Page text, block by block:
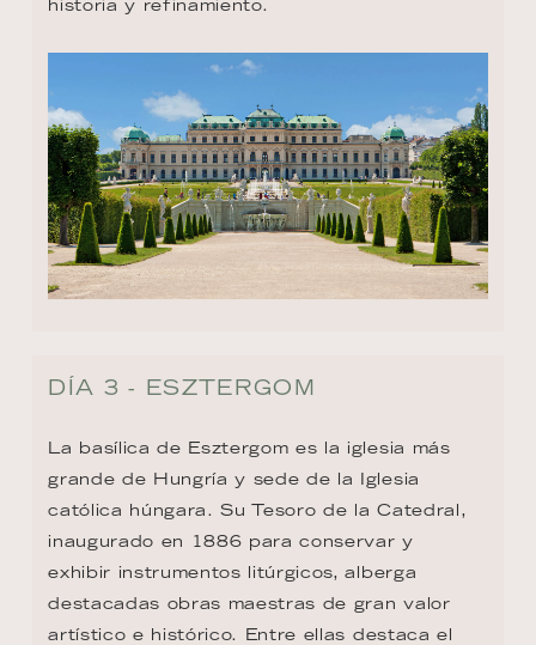
DÍA 3 - ESZTERGOM
La basílica de Esztergom es la iglesia más
grande de Hungría y sede de la Iglesia
católica húngara. Su Tesoro de la Catedral,
inaugurado en 1886 para conservar y
exhibir instrumentos litúrgicos, alberga
destacadas obras maestras de gran valor
artístico e histórico. Entre ellas destaca el